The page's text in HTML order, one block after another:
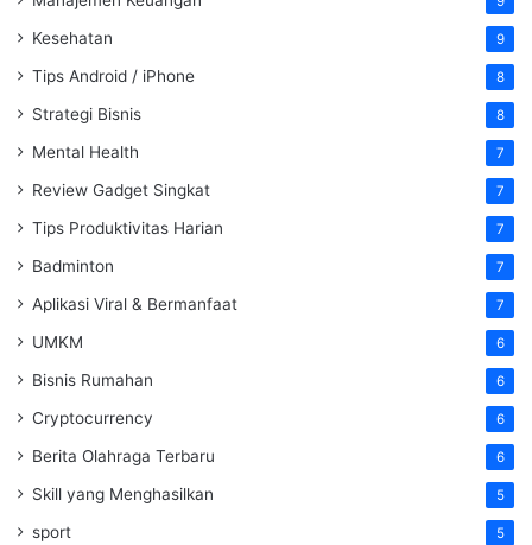
Kesehatan 9
Tips Android / iPhone 8
Strategi Bisnis 8
Mental Health 7
Review Gadget Singkat 7
Tips Produktivitas Harian 7
Badminton 7
Aplikasi Viral & Bermanfaat 7
UMKM 6
Bisnis Rumahan 6
Cryptocurrency 6
Berita Olahraga Terbaru 6
Skill yang Menghasilkan 5
sport 5